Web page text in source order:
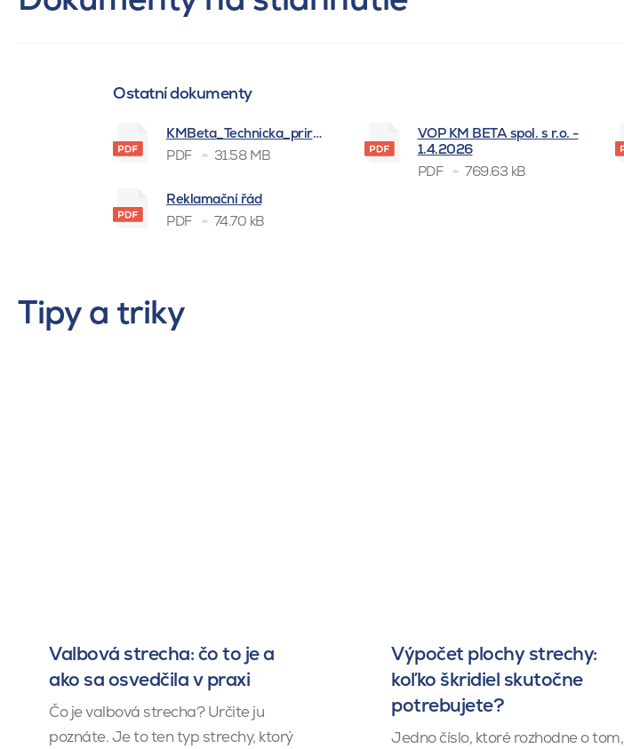
Ostatní dokumenty
KMBeta_Technicka_prirucka_BSK_
PDF
31.58 MB
VOP KM BETA spol. s r.o. -
1.4.2026
PDF
769.63 kB
Reklamační řád
PDF
74.70 kB
Tipy a triky
Valbová strecha: čo to je a
ako sa osvedčila v praxi
Čo je valbová strecha? Určite ju
poznáte. Je to ten typ strechy, ktorý
Výpočet plochy strechy:
koľko škridiel skutočne
potrebujete?
Jedno číslo, ktoré rozhodne o tom,